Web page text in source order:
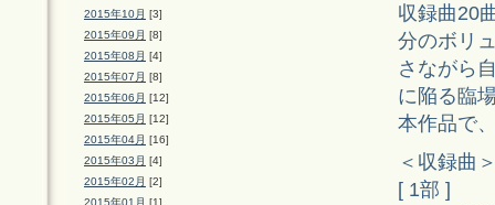
2015年10月 [3]
2015年09月 [8]
2015年08月 [4]
2015年07月 [8]
2015年06月 [12]
2015年05月 [12]
2015年04月 [16]
2015年03月 [4]
2015年02月 [2]
2015年01月 [1]
収録曲20
分のボリ
さながら
に陥る臨
本作品で
＜収録曲
[ 1部 ]